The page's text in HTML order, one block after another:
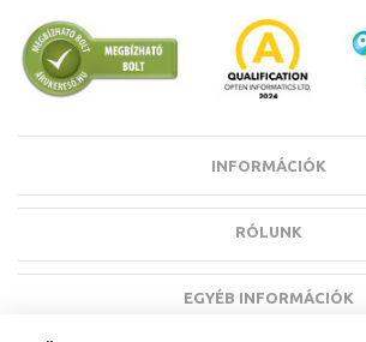
INFORMÁCIÓK
RÓLUNK
EGYÉB INFORMÁCIÓK